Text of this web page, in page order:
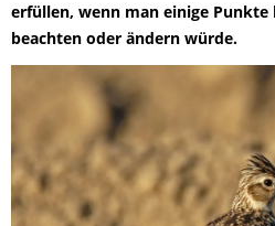
erfüllen, wenn man einige
beachten oder ändern würde.